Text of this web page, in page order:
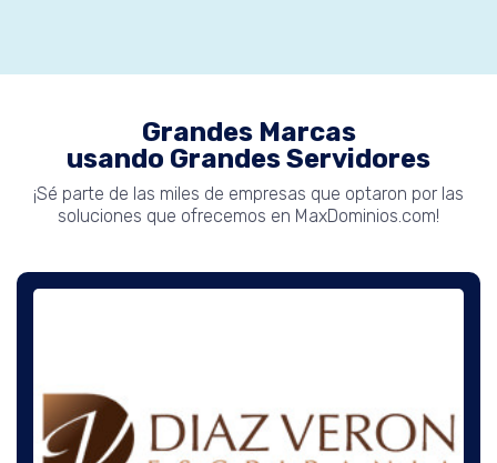
Grandes Marcas
usando Grandes Servidores
¡Sé parte de las miles de empresas que optaron por las
soluciones que ofrecemos en MaxDominios.com!